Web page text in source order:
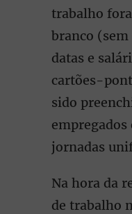
trabalho
branco
datas e
cartões-
sido
jornadas
Na hora da
de trabalho